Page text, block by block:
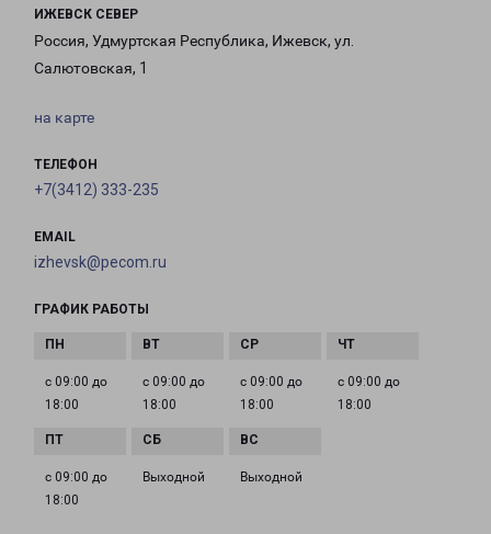
ИЖЕВСК СЕВЕР
Россия, Удмуртская Республика, Ижевск, ул.
Салютовская, 1
на карте
ТЕЛЕФОН
+7(3412) 333-235
EMAIL
izhevsk@pecom.ru
ГРАФИК РАБОТЫ
с 09:00 до
18:00
с 09:00 до
18:00
с 09:00 до
18:00
с 09:00 до
18:00
с 09:00 до
18:00
Выходной Выходной